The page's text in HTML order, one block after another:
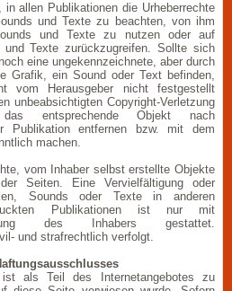
in allen Publikationen die Urheberrechte
und Texte zu beachten, von ihm
und Texte zu nutzen oder auf
und Texte zurückzugreifen. Sollte sich
eine ungekennzeichnete, aber durch
Grafik, ein Sound oder Text befinden,
vom Herausgeber nicht festgestellt
unbeabsichtigten Copyright-Verletzung
entsprechende Objekt nach
Publikation entfernen bzw. mit dem
machen.
vom Inhaber selbst erstellte Objekte
Seiten. Eine Vervielfältigung oder
Sounds oder Texte in anderen
Publikationen ist nur mit
des Inhabers gestattet.
und strafrechtlich verfolgt.
ist als Teil des Internetangebotes zu